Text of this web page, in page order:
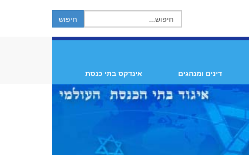
דינים ומנהגים אינדקס בתי כנסת